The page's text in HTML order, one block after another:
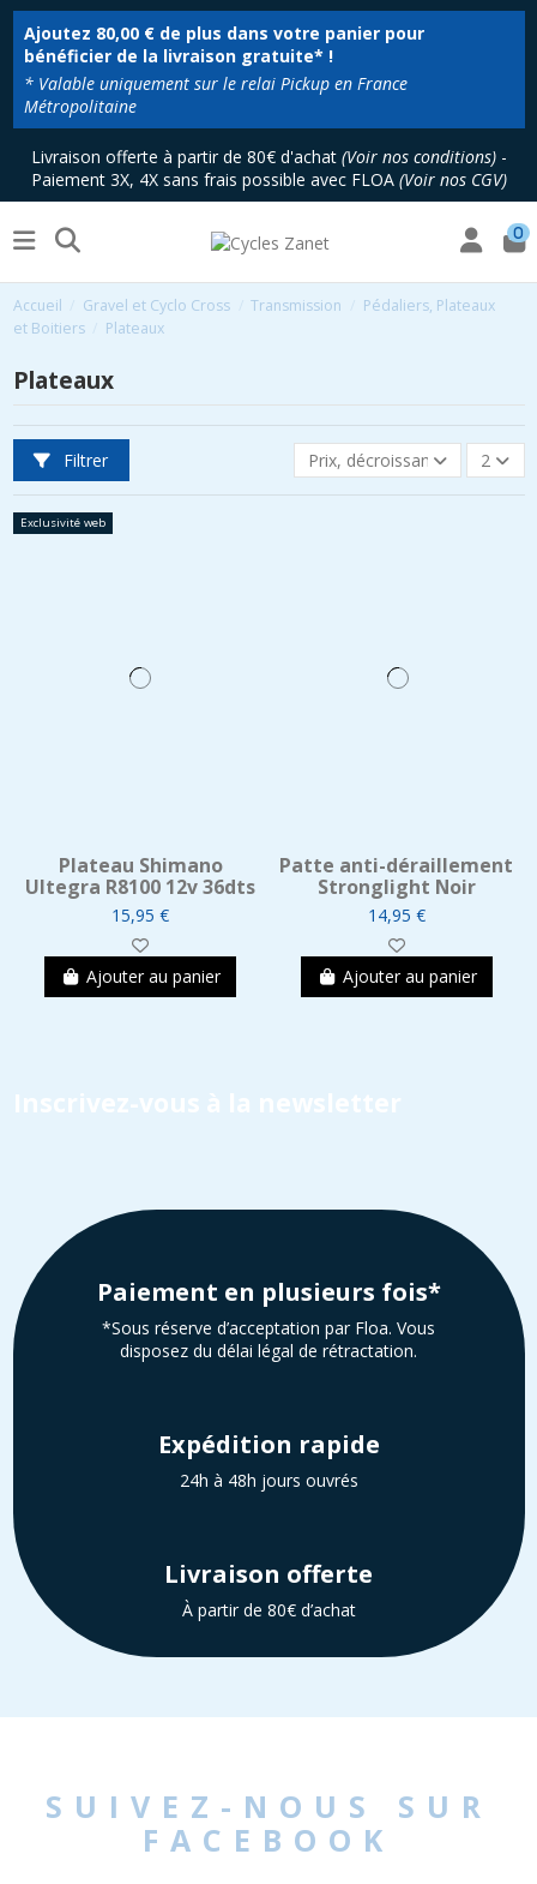
Ajoutez 80,00 €de plus dans votre panier pour
bénéficier de la livraison gratuite* !
* Valable uniquement sur le relai Pickup en France
Métropolitaine
Livraison offerte à partir de 80€ d'achat (Voir nos conditions)-
Paiement 3X, 4X sans frais possible avec FLOA (Voir nos CGV)
0
Accueil Gravel et Cyclo Cross Transmission
Pédaliers, Plateaux
et Boitiers
Plateaux
Plateaux
Filtrer Prix, décroissant 2
Exclusivité web
Plateau Shimano
Ultegra R8100 12v 36dts
15,95 €
Ajouter au panier
Patte anti-déraillement
Stronglight Noir
14,95 €
Ajouter au panier
Inscrivez-vous à la newsletter
Paiement en plusieurs fois*
*Sous réserve d’acceptation par Floa. Vous
disposez du délai légal de rétractation.
Expédition rapide
24h à 48h jours ouvrés
Livraison offerte
À partir de 80€ d’achat
SUIVEZ-NOUS SUR
FACEBOOK